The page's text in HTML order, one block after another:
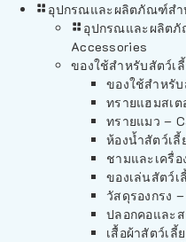
อุปกรณและผลิตภัณฑ์สำ
อุปกรณและผลิตภั
Accessories
ของใช้สำหรับสัตว์เ
ของใช้สำหรับ
ทรายแฮมสเต
ทรายแมว –
ห้องน้ำสัตว์เ
ชามและเครื่อ
ของเล่นสัตว์เ
วัสดุรองกรง
ปลอกคอและ
เสื้อผ้าสัตว์เลี้